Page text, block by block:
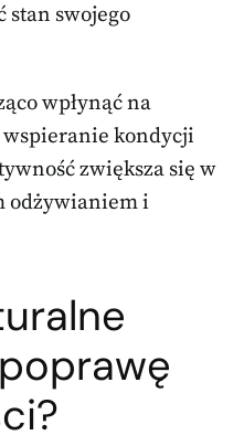
swojego
wpłynąć na
kondycji
zwiększa się w
odżywianiem i